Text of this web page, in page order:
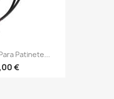
Patinete...
€